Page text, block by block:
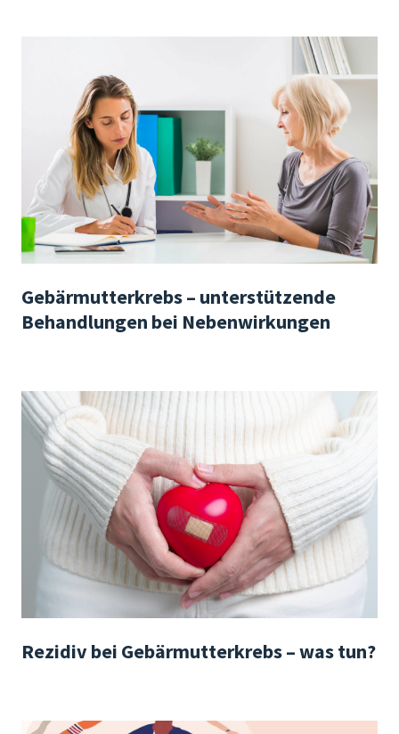
Gebärmutterkrebs – unterstützende
Behandlungen bei Nebenwirkungen
Rezidiv bei Gebärmutterkrebs – was tun?